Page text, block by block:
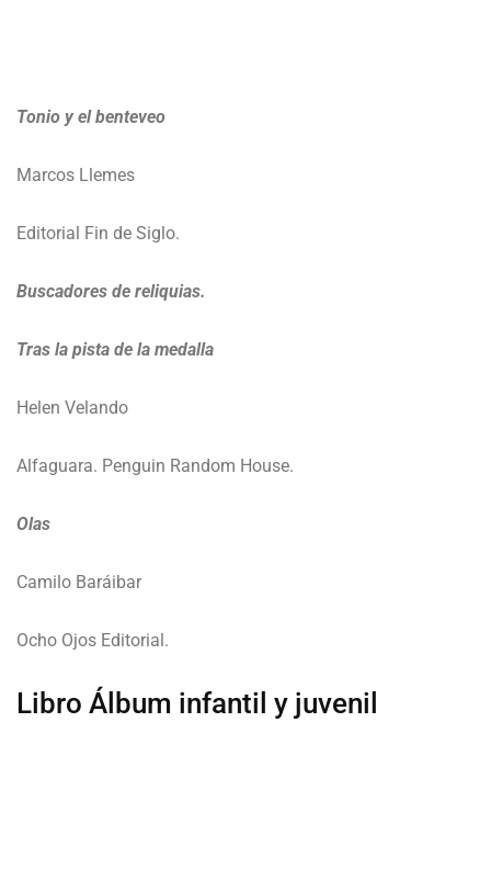
Tonio y el benteveo
Marcos Llemes
Editorial Fin de Siglo.
Buscadores de reliquias.
Tras la pista de la medalla
Helen Velando
Alfaguara. Penguin Random House.
Olas
Camilo Baráibar
Ocho Ojos Editorial.
Libro Álbum infantil y juvenil